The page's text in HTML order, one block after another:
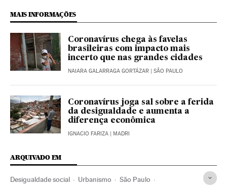
MAIS INFORMAÇÕES
Coronavírus chega às favelas
brasileiras com impacto mais
incerto que nas grandes cidades
NAIARA GALARRAGA GORTÁZAR | SÃO PAULO
Coronavírus joga sal sobre a ferida
da desigualdade e aumenta a
diferença econômica
IGNACIO FARIZA | MADRI
ARQUIVADO EM
Desigualdade social Urbanismo São Paulo